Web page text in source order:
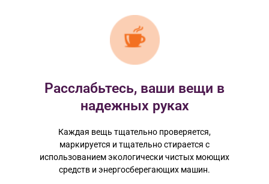
Расслабьтесь, ваши вещи в
надежных руках
Каждая вещь тщательно проверяется,
маркируется и тщательно стирается с
использованием экологически чистых моющих
средств и энергосберегающих машин.